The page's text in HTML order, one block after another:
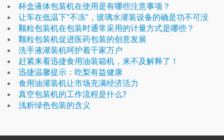
杯盒液体包装机在使用是有哪些注意事项？
让车在低温下“不冻”，玻璃水灌装设备的确是功不可没
颗粒包装机在包装时通常采用的计量方式是哪些？
颗粒包装机促进医药包装的创意发展
洗手液灌装机呵护着千家万户
赶紧来看迅捷食用油装箱机，来不及解释了！
迅捷温馨提示：吃梨有益健康
食用油灌装机让市场充满经济活力
真空包装机的工作流程是什么?
浅析绿色包装的含义